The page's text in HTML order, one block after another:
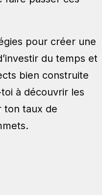
pour créer une
du temps et
bien construite
à découvrir les
ton taux de